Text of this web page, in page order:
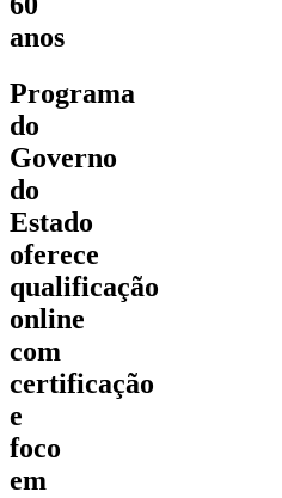
anos
Programa
do
Governo
do
Estado
oferece
qualificação
online
com
certificação
e
foco
em